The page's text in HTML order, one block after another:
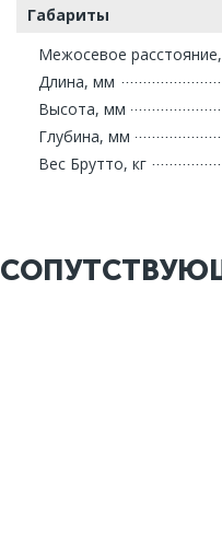
Габариты
Межосевое
Длина, мм
Высота, мм
Глубина, мм
Вес Брутто, кг